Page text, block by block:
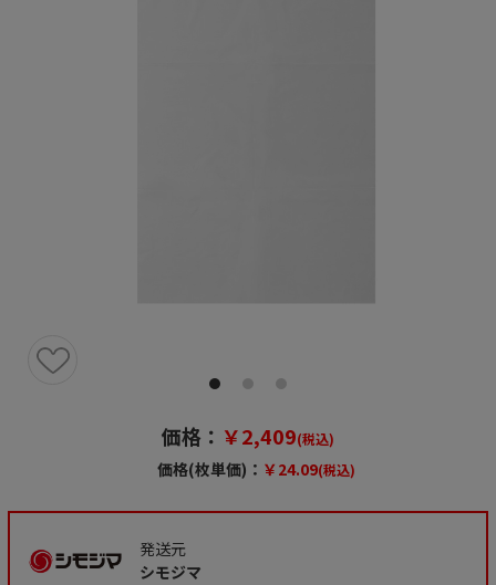
価格： ￥2,409(税込)
価格(枚単価)： ￥24.09(税込)
発送元
シモジマ